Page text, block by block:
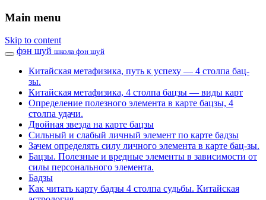
Main menu
Skip to content
фэн шуй школа фэн шуй
Китайская метафизика, путь к успеху — 4 столпа бац-
зы.
Китайская метафизика, 4 столпа бацзы — виды карт
Определение полезного элемента в карте бацзы, 4
столпа удачи.
Двойная звезда на карте бацзы
Сильный и слабый личный элемент по карте бадзы
Зачем определять силу личного элемента в карте бац-зы.
Бацзы. Полезные и вредные элементы в зависимости от
силы персонального элемента.
Бадзы
Как читать карту бадзы 4 столпа судьбы. Китайская